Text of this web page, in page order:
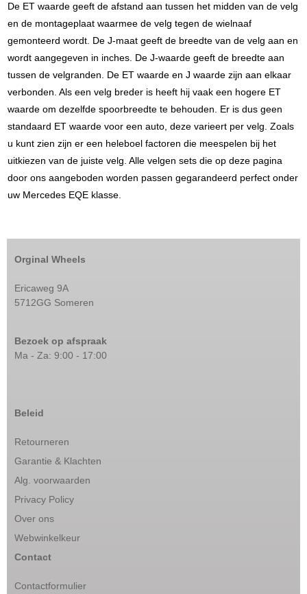
De ET waarde geeft de afstand aan tussen het midden van de velg
en de montageplaat waarmee de velg tegen de wielnaaf
gemonteerd wordt. De J-maat geeft de breedte van de velg aan en
wordt aangegeven in inches. De J-waarde geeft de breedte aan
tussen de velgranden. De ET waarde en J waarde zijn aan elkaar
verbonden. Als een velg breder is heeft hij vaak een hogere ET
waarde om dezelfde spoorbreedte te behouden. Er is dus geen
standaard ET waarde voor een auto, deze varieert per velg. Zoals
u kunt zien zijn er een heleboel factoren die meespelen bij het
uitkiezen van de juiste velg. Alle velgen sets die op deze pagina
door ons aangeboden worden passen gegarandeerd perfect onder
uw Mercedes EQE klasse.
Orginal Wheels
Ericaweg 9A
5712GG Someren
Bezoek op afspraak
Ma - Za: 9:00 - 17:00
Beleid
Retourneren
Garantie & Klachten
Alg. voorwaarden
Privacy Policy
Over ons
Webwinkelkeur
Contact
Contactformulier